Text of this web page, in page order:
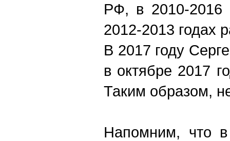
РФ, в 2010-2016
2012-2013 годах
В 2017 году
в октябре 2017
Таким образом,
Напомним, что